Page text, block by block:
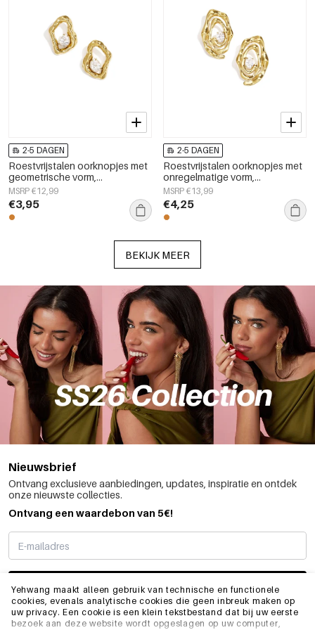
Yehwang maakt alleen gebruik van technische en functionele
cookies, evenals analytische cookies die geen inbreuk maken op
uw privacy. Een cookie is een klein tekstbestand dat bij uw eerste
bezoek aan deze website wordt opgeslagen op uw computer,
2-5 DAGEN
Roestvrijstalen oorknopjes met
geometrische vorm,
eenvoudige, alledaagse serie,
damessieraden
MSRP €12,99
€3,95
2-5 DAGEN
Roestvrijstalen oorknopjes met
onregelmatige vorm,
eenvoudige, alledaagse serie,
dames sieraden
MSRP €13,99
€4,25
BEKIJK MEER
Nieuwsbrief
Ontvang exclusieve aanbiedingen, updates, inspiratie en ontdek
onze nieuwste collecties.
Ontvang een waardebon van 5€!
SCHRIJF ME IN